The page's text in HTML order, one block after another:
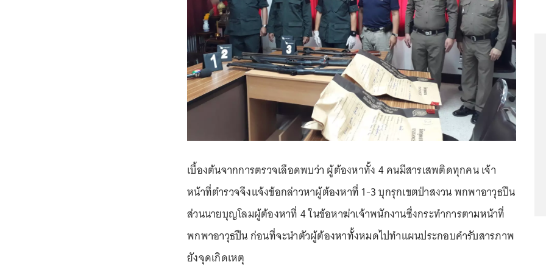
เบื้องต้นจากการตรวจเลือดพบว่า ผู้ต้องหาทั้ง 4 คนมีสารเสพติดทุกคน เจ้า
หน้าที่ตำรวจจึงแจ้งข้อกล่าวหาผู้ต้องหาที่ 1-3 บุกรุกเขตป่าสงวน พกพาอาวุธปืน
ส่วนนายบุญโลมผู้ต้องหาที่ 4 ในข้อหาฆ่าเจ้าพนักงานซึ่งกระทำการตามหน้าที่
พกพาอาวุธปืน ก่อนที่จะนำตัวผู้ต้องหาทั้งหมดไปทำแผนประกอบคำรับสารภาพ
ยังจุดเกิดเหตุ